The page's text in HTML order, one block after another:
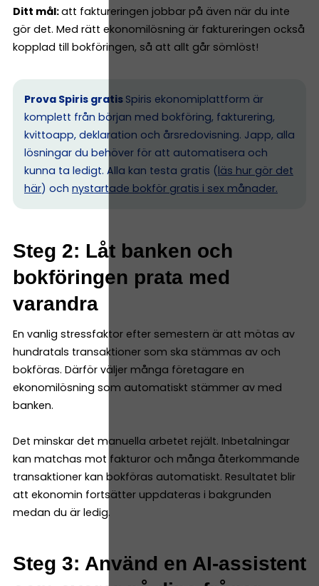
Ditt mål:att faktureringen jobbar på även när du inte
gör det. Med rätt ekonomilösning är faktureringen också
kopplad till bokföringen, så att allt går sömlöst!
Prova Spiris gratis Spiris ekonomiplattform är
komplett från början med bokföring, fakturering,
kvittoapp, deklaration och årsredovisning. Japp, alla
lösningar du behöver för att automatisera och
kunna ta ledigt. Alla kan testa gratis (läs hur gör det
här) och nystartade bokför gratis i sex månader.
Steg 2: Låt banken och
bokföringen prata med
varandra
En vanlig stressfaktor efter semestern är att mötas av
hundratals transaktioner som ska stämmas av och
bokföras. Därför väljer många företagare en
ekonomilösning som automatiskt stämmer av med
banken.
Det minskar det manuella arbetet rejält. Inbetalningar
kan matchas mot fakturor och många återkommande
transaktioner kan bokföras automatiskt. Resultatet blir
att ekonomin fortsätter uppdateras i bakgrunden
medan du är ledig.
Steg 3: Använd en AI-assistent